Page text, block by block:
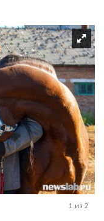
1 из 2